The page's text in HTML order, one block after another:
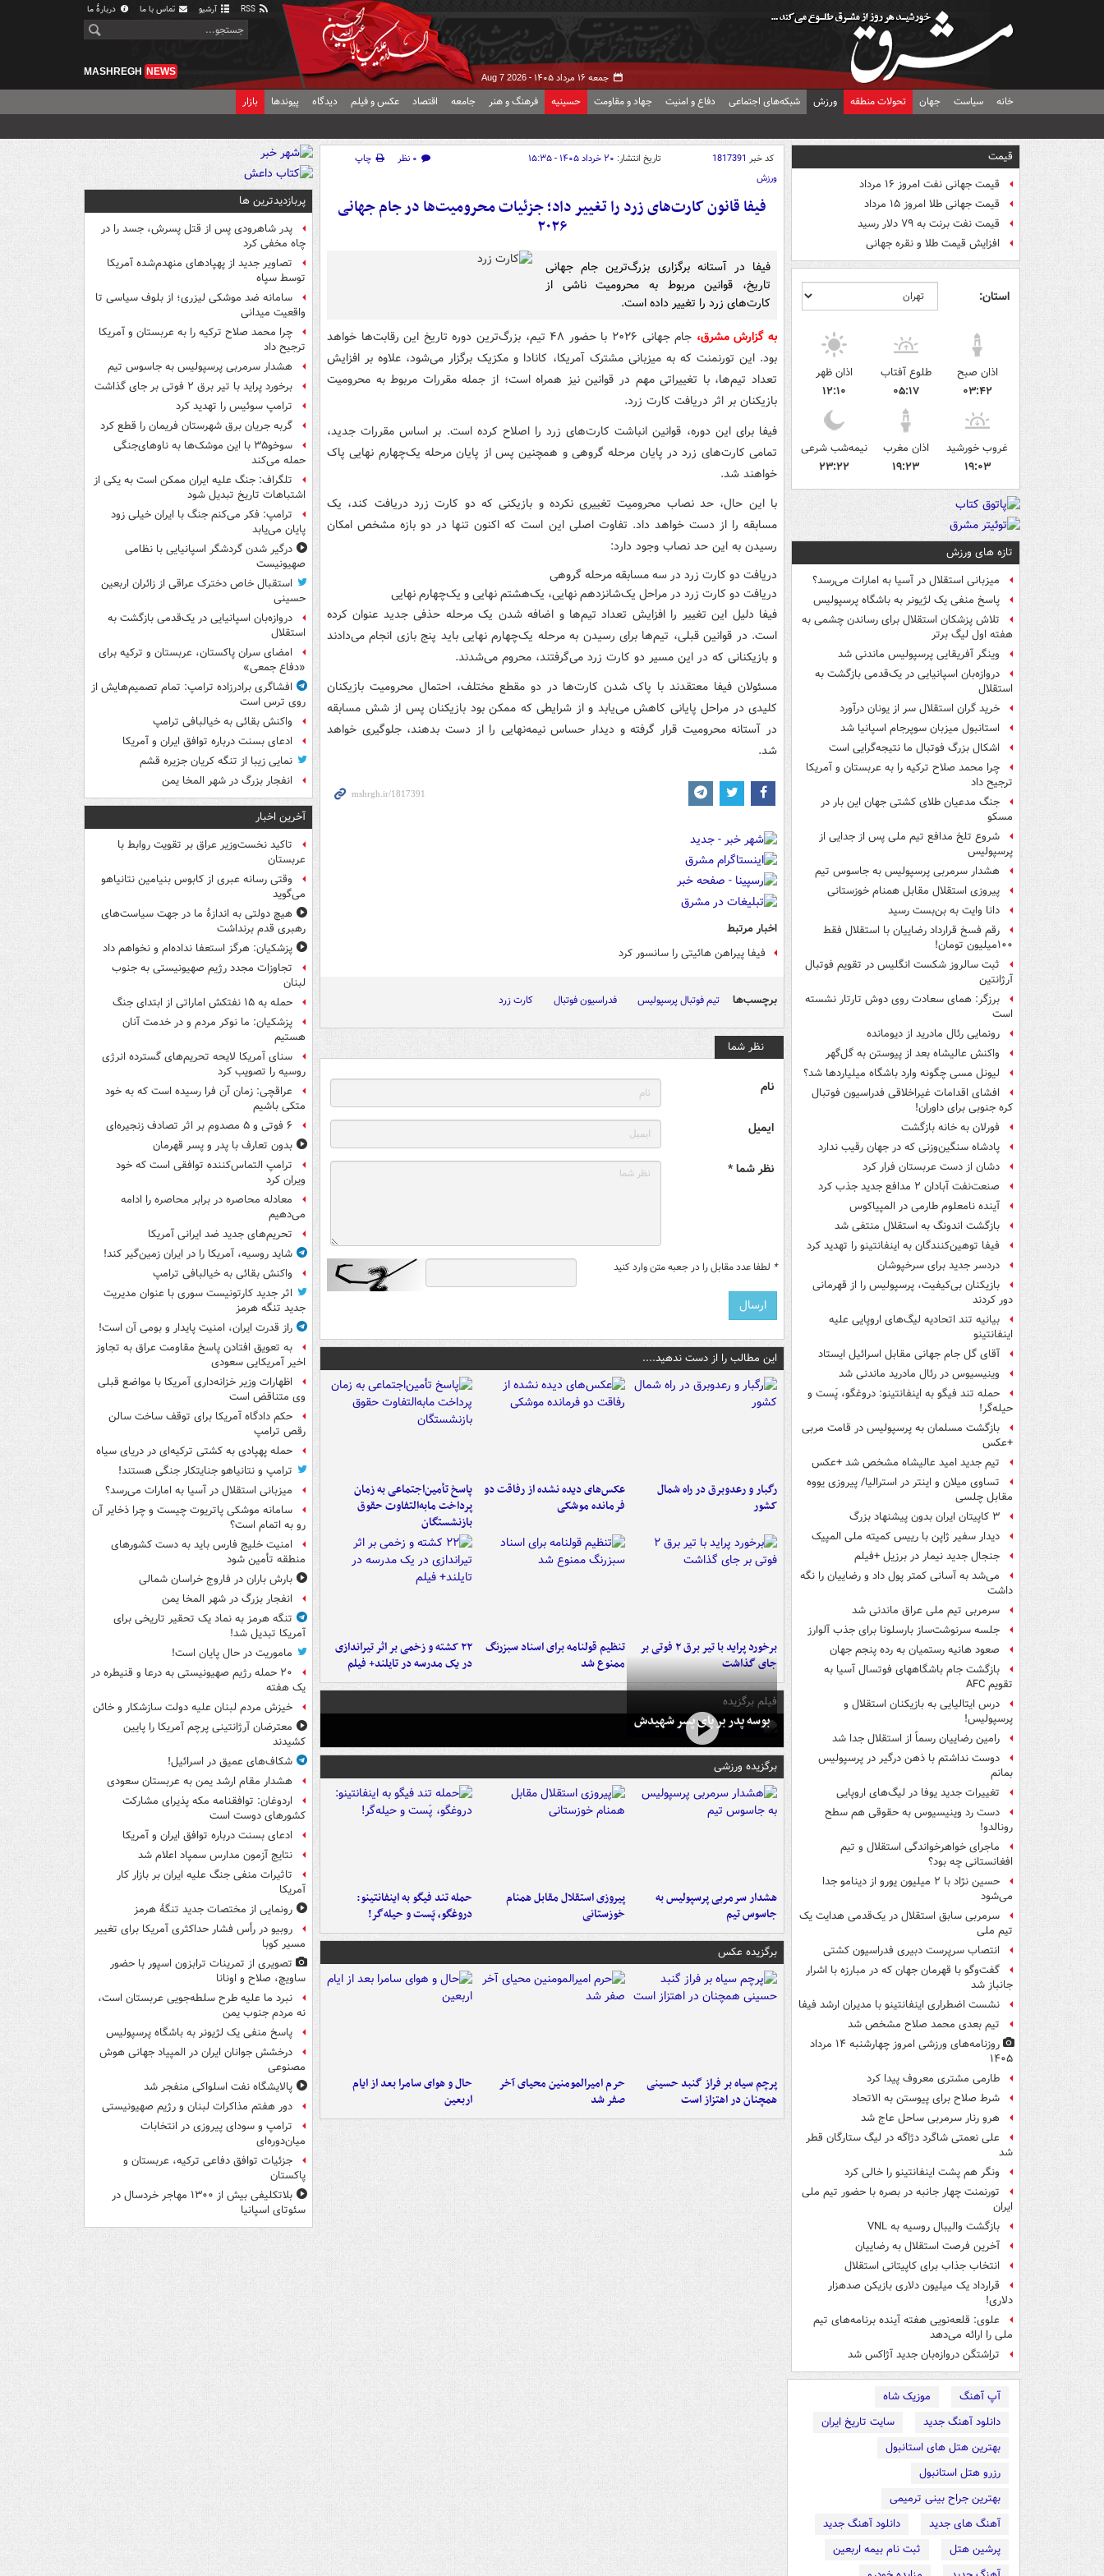
آرشیو تماس با ما دربارهٔ ما
جمعه ۱۶ مرداد ۱۴۰۵ - Aug 7 2026
MASHREGH NEWS
خانه سیاست جهان تحولات منطقه ورزش شبکه‌های اجتماعی دفاع و امنیت جهاد و مقاومت حسینیه فرهنگ و هنر جامعه اقتصاد عکس و فیلم دیدگاه پیوندها بازار
قیمت
قیمت جهانی نفت امروز ۱۶ مرداد
قیمت جهانی طلا امروز ۱۵ مرداد
قیمت نفت برنت به ۷۹ دلار رسید
افزایش قیمت طلا و نقره جهانی
استان:
اذان صبح
۰۳:۴۲
طلوع آفتاب
۰۵:۱۷
اذان ظهر
۱۲:۱۰
غروب خورشید
۱۹:۰۳
اذان مغرب
۱۹:۲۳
نیمه‌شب شرعی
۲۳:۲۲
تازه های ورزش
میزبانی استقلال در آسیا به امارات می‌رسد؟
پاسخ منفی یک لژیونر به باشگاه پرسپولیس
تلاش پزشکان استقلال برای رساندن چشمی به
هفته اول لیگ برتر
وینگر آفریقایی پرسپولیس ماندنی شد
دروازه‌بان اسپانیایی در یک‌قدمی بازگشت به
استقلال
خرید گران استقلال سر از یونان درآورد
استانبول میزبان سوپرجام اسپانیا شد
اشکال بزرگ فوتبال ما نتیجه‌گرایی است
چرا محمد صلاح ترکیه را به عربستان و آمریکا
ترجیح داد
جنگ مدعیان طلای کشتی جهان این بار در
مسکو
شروع تلخ مدافع تیم ملی پس از جدایی از
پرسپولیس
هشدار سرمربی پرسپولیس به جاسوس تیم
پیروزی استقلال مقابل همنام خوزستانی
دانا وایت به بن‌بست رسید
رقم فسخ قرارداد رضاییان با استقلال فقط
۱۰۰میلیون تومان!
ثبت سالروز شکست انگلیس در تقویم فوتبال
آرژانتین
برزگر: همای سعادت روی دوش تارتار نشسته
است
رونمایی رئال مادرید از دیومانده
واکنش عالیشاه بعد از پیوستن به گل‌گهر
لیونل مسی چگونه وارد باشگاه میلیاردها شد؟
افشای اقدامات غیراخلاقی فدراسیون فوتبال
کره جنوبی برای داوران!
فورلان به خانه بازگشت
پادشاه سنگین‌وزنی که در جهان رقیب ندارد
دشان از دست عربستان فرار کرد
صنعت‌نفت آبادان ۲ مدافع جدید جذب کرد
آینده نامعلوم طارمی در المپیاکوس
بازگشت اندونگ به استقلال منتفی شد
فیفا توهین‌کنندگان به اینفانتینو را تهدید کرد
دردسر جدید برای سرخپوشان
بازیکنان بی‌کیفیت، پرسپولیس را از قهرمانی
دور کردند
بیانیه تند اتحادیه لیگ‌های اروپایی علیه
اینفانتینو
آقای گل جام جهانی مقابل اسرائیل ایستاد
وینیسیوس در رئال مادرید ماندنی شد
حمله تند فیگو به اینفانتینو: دروغگو، پَست‌ و
حیله‌گر!
بازگشت مسلمان به پرسپولیس در قامت مربی
+عکس
تیم جدید امید عالیشاه مشخص شد +عکس
تساوی میلان و اینتر در استرالیا/ پیروزی یووه
مقابل چلسی
۳ کاپیتان ایران بدون پیشنهاد بزرگ
دیدار سفیر ژاپن با رییس کمیته ملی المپیک
جنجال جدید نیمار در برزیل +فیلم
می‌شد به آسانی کمتر پول داد و رضاییان را نگه
داشت
سرمربی تیم ملی عراق ماندنی شد
جلسه سرنوشت‌ساز بارسلونا برای جذب آلوارز
صعود هانیه رستمیان به رده پنجم جهان
بازگشت جام باشگاههای فوتسال آسیا به
تقویم AFC
درس ایتالیایی‌ به بازیکنان استقلال و
پرسپولیس!
رامین رضاییان رسماً از استقلال جدا شد
دوست نداشتم با ذهن درگیر در پرسپولیس
بمانم
تغییرات جدید یوفا در لیگ‌های اروپایی
دست رد وینیسیوس به حقوقی هم سطح
رونالدو!
ماجرای خواهرخواندگی استقلال و تیم
افغانستانی چه بود؟
حسین نژاد با ۲ میلیون یورو از دینامو جدا
می‌شود
سرمربی سابق استقلال در یک‌قدمی هدایت یک
تیم ملی
انتصاب سرپرست دبیری فدراسیون کشتی
گفت‌وگو با قهرمان جهان که در مبارزه با اشرار
جانباز شد
نشست اضطراری اینفانتینو با مدیران ارشد فیفا
تیم بعدی محمد صلاح مشخص شد
روزنامه‌های ورزشی امروز چهارشنبه ۱۴ مرداد
۱۴۰۵
طارمی مشتری معروف پیدا کرد
شرط صلاح برای پیوستن به الاتحاد
هرو رنار سرمربی ساحل عاج شد
علی نعمتی شاگرد دژاگه در لیگ ستارگان قطر
شد
ونگر هم پشت اینفانتینو را خالی کرد
تورنمنت چهار جانبه در بصره با حضور تیم ملی
ایران
بازگشت والیبال روسیه به VNL
آخرین فرصت استقلال به رضاییان
انتخاب جذاب برای کاپیتانی استقلال
قرارداد یک میلیون دلاری بازیکن صدهزار
دلاری!
علوی: قلعه‌نویی هفته آینده برنامه‌های تیم
ملی را ارائه می‌دهد
تراِشتگن دروازه‌بان جدید آژاکس شد
آپ آهنگ
موزیک شاه
دانلود آهنگ جدید
سایت تاریخ ایران
بهترین هتل های استانبول
رزرو هتل استانبول
بهترین جراح بینی ترمیمی
آهنگ های جدید
دانلود آهنگ جدید
پرشین هتل
ثبت نام بیمه اربعین
کد خبر 1817391 تاریخ انتشار: ۲۰ خرداد ۱۴۰۵ - ۱۵:۳۵ ۰ نظر
چاپ
ورزش
فیفا قانون کارت‌های زرد را تغییر داد؛ جزئیات محرومیت‌ها در جام جهانی
۲۰۲۶
فیفا در آستانه برگزاری بزرگ‌ترین جام جهانی
تاریخ، قوانین مربوط به محرومیت ناشی از
کارت‌های زرد را تغییر داده است.
به گزارش مشرق،
جام جهانی ۲۰۲۶ با حضور ۴۸ تیم، بزرگ‌ترین دوره تاریخ این رقابت‌ها خواهد
بود. این تورنمنت که به میزبانی مشترک آمریکا، کانادا و مکزیک برگزار می‌شود، علاوه بر افزایش
تعداد تیم‌ها، با تغییراتی مهم در قوانین نیز همراه است؛ از جمله مقررات مربوط به محرومیت
بازیکنان بر اثر دریافت کارت زرد.
فیفا برای این دوره، قوانین انباشت کارت‌های زرد را اصلاح کرده است. بر اساس مقررات جدید،
تمامی کارت‌های زرد در پایان مرحله گروهی و همچنین پس از پایان مرحله یک‌چهارم نهایی پاک
خواهند شد.
با این حال، حد نصاب محرومیت تغییری نکرده و بازیکنی که دو کارت زرد دریافت کند، یک
مسابقه را از دست خواهد داد. تفاوت اصلی این است که اکنون تنها در دو بازه مشخص امکان
رسیدن به این حد نصاب وجود دارد:
دریافت دو کارت زرد در سه مسابقه مرحله گروهی
دریافت دو کارت زرد در مراحل یک‌شانزدهم نهایی، یک‌هشتم نهایی و یک‌چهارم نهایی
فیفا دلیل این تغییر را افزایش تعداد تیم‌ها و اضافه شدن یک مرحله حذفی جدید عنوان کرده
است. در قوانین قبلی، تیم‌ها برای رسیدن به مرحله یک‌چهارم نهایی باید پنج بازی انجام می‌دادند
و بازیکنانی که در این مسیر دو کارت زرد می‌گرفتند، محروم می‌شدند.
مسئولان فیفا معتقدند با پاک شدن کارت‌ها در دو مقطع مختلف، احتمال محرومیت بازیکنان
کلیدی در مراحل پایانی کاهش می‌یابد و از شرایطی که ممکن بود بازیکنان پس از شش مسابقه
در آستانه محرومیت قرار گرفته و دیدار حساس نیمه‌نهایی را از دست بدهند، جلوگیری خواهد
شد.
اخبار مرتبط
فیفا پیراهن هائیتی را سانسور کرد
برچسب‌ها تیم فوتبال پرسپولیس فدراسیون فوتبال کارت زرد
نظر شما
نام
ایمیل
نظر شما *
* لطفا عدد مقابل را در جعبه متن وارد کنید
این مطالب را از دست ندهید....
رگبار و رعدوبرق در راه شمال
کشور
عکس‌های دیده نشده از رفاقت دو
فرمانده‌ موشکی
پاسخ تأمین‌اجتماعی به زمان
پرداخت مابه‌التفاوت حقوق
بازنشستگان
برخورد پراید با تیر برق ۲ فوتی بر
جای گذاشت
تنظیم قولنامه برای اسناد سبزرنگ
ممنوع شد
۲۲ کشته و زخمی بر اثر تیراندازی
در یک مدرسه در تایلند+ فیلم
فیلم برگزیده
بوسه‌ پدر بر پای پسر شهیدش
برگزیده ورزشی
هشدار سرمربی پرسپولیس به
جاسوس تیم
پیروزی استقلال مقابل همنام
خوزستانی
حمله تند فیگو به اینفانتینو:
دروغگو، پَست‌ و حیله‌گر!
برگزیده عکس
پرچم سیاه بر فراز گنبد حسینی
همچنان در اهتزاز است
حرم امیرالمومنین محیای آخر
صفر شد
حال و هوای سامرا بعد از ایام
اربعین
پربازدیدترین ها
پدر شاهرودی پس از قتل پسرش، جسد را در
چاه مخفی کرد
تصاویر جدید از پهپادهای منهدم‌شده آمریکا
توسط سپاه
سامانه ضد موشکی لیزری؛ از بلوف سیاسی تا
واقعیت میدانی
چرا محمد صلاح ترکیه را به عربستان و آمریکا
ترجیح داد
هشدار سرمربی پرسپولیس به جاسوس تیم
برخورد پراید با تیر برق ۲ فوتی بر جای گذاشت
ترامپ سوئیس را تهدید کرد
گربه جریان برق شهرستان فریمان را قطع کرد
سوخو۳۵ با این موشک‌ها به ناوهای‌جنگی
حمله می‌کند
تلگراف: جنگ علیه ایران ممکن است به یکی از
اشتباهات تاریخ تبدیل شود
ترامپ: فکر می‌کنم جنگ با ایران خیلی زود
پایان می‌یابد
درگیر شدن گردشگر اسپانیایی با نظامی
صهیونیست
استقبال خاص دخترک عراقی از زائران اربعین
حسینی
دروازه‌بان اسپانیایی در یک‌قدمی بازگشت به
استقلال
امضای سران پاکستان، عربستان و ترکیه برای
«دفاع جمعی»
افشاگری برادرزاده ترامپ: تمام تصمیم‌هایش از
روی ترس است
واکنش بقائی به خیالبافی ترامپ
ادعای بسنت درباره توافق ایران و آمریکا
نمایی زیبا از تنگه کریان جزیره قشم
انفجار بزرگ در شهر المخا یمن
آخرین اخبار
تاکید نخست‌وزیر عراق بر تقویت روابط با
عربستان
وقتی رسانه عبری از کابوس بنیامین نتانیاهو
می‌گوید
هیچ دولتی به اندازۀ ما در جهت سیاست‌های
رهبری قدم برنداشت
پزشکیان: هرگز استعفا نداده‌ام و نخواهم داد
تجاوزات مجدد رژیم صهیونیستی به جنوب
لبنان
حمله به ۱۵ نفتکش‌ اماراتی از ابتدای جنگ
پزشکیان: ما نوکر مردم و در خدمت آنان
هستیم
سنای آمریکا لایحه تحریم‌های گسترده انرژی
روسیه را تصویب کرد
عراقچی: زمان آن فرا رسیده است که به خود
متکی باشیم
۶ فوتی و ۵ مصدوم بر اثر تصادف زنجیره‌ای
بدون تعارف با پدر و پسر قهرمان
ترامپ التماس‌کننده توافقی است که خود
ویران کرد
معادله محاصره در برابر محاصره را ادامه
می‌دهیم
تحریم‌های جدید ضد ایرانی آمریکا
شاید روسیه، آمریکا را در ایران زمین‌گیر کند!
واکنش بقائی به خیالبافی ترامپ
اثر جدید کارتونیست سوری با عنوان مدیریت
جدید تنگه هرمز
راز قدرت ایران، امنیت پایدار و بومی آن است!
به تعویق افتادن پاسخ مقاومت عراق به تجاوز
اخیر آمریکایی سعودی
اظهارات وزیر خزانه‌داری آمریکا با مواضع قبلی
وی متناقض است
حکم دادگاه آمریکا برای توقف ساخت سالن
رقص ترامپ
حمله پهپادی به کشتی ترکیه‌ای در دریای سیاه
ترامپ و نتانیاهو جنایتکار جنگی هستند!
میزبانی استقلال در آسیا به امارات می‌رسد؟
سامانه موشکی پاتریوت چیست و چرا ذخایر آن
رو به اتمام است؟
امنیت خلیج فارس باید به دست کشورهای
منطقه تأمین شود
بارش باران در فاروج خراسان شمالی
انفجار بزرگ در شهر المخا یمن
تنگه هرمز به نماد یک تحقیر تاریخی برای
آمریکا تبدیل شد!
ماموریت در حال پایان است!
۲۰ حمله رژیم صهیونیستی به درعا و قنیطره در
یک هفته
خیزش مردم لبنان علیه دولت سازشکار و خائن
معترضان آرژانتینی پرچم آمریکا را پایین
کشیدند
شکاف‌های عمیق در اسرائیل!
هشدار مقام ارشد یمن به عربستان سعودی
اردوغان: توافقنامه مکه پذیرای مشارکت
کشورهای دوست است
ادعای بسنت درباره توافق ایران و آمریکا
نتایج آزمون مدارس سمپاد اعلام شد
تاثیرات منفی جنگ علیه ایران بر بازار کار
آمریکا
رونمایی از مختصات جدید تنگۀ هرمز
روبیو در رأس فشار حداکثری آمریکا برای تغییر
مسیر کوبا
تصویری از تمرینات ترابزون اسپور با حضور
ساویچ، صلاح و اونانا
نبرد ما علیه طرح سلطه‌جویی عربستان است،
نه مردم جنوب یمن
پاسخ منفی یک لژیونر به باشگاه پرسپولیس
درخشش جوانان ایران در المپیاد جهانی هوش
مصنوعی
پالایشگاه نفت اسلواکی منفجر شد
دور هفتم مذاکرات لبنان و رژیم صهیونیستی
ترامپ و سودای پیروزی در انتخابات
میان‌دوره‌ای
جزئیات توافق دفاعی ترکیه، عربستان و
پاکستان
بلاتکلیفی بیش از ۱۳۰۰ مهاجر خردسال در
سئوتای اسپانیا